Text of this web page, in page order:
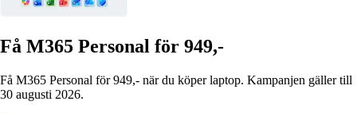
Få M365 Personal för 949,-
Få M365 Personal för 949,- när du köper laptop. Kampanjen gäller till
30 augusti 2026.